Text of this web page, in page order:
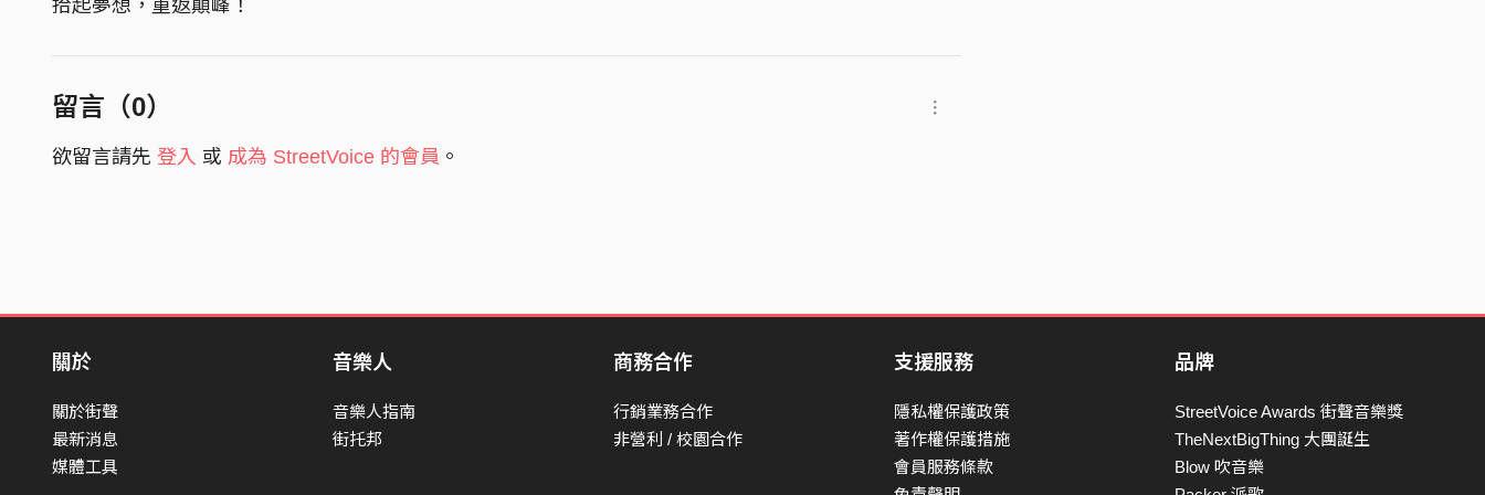
拾起夢想，重返顛峰！
留言（0）
欲留言請先 登入 或 成為 StreetVoice 的會員 。
關於
關於街聲
最新消息
媒體工具
音樂人
音樂人指南
街托邦
商務合作
行銷業務合作
非營利 / 校園合作
支援服務
隱私權保護政策
著作權保護措施
會員服務條款
品牌
StreetVoice Awards 街聲音樂獎
TheNextBigThing 大團誕生
Blow 吹音樂